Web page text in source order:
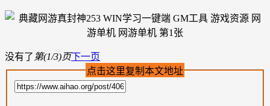
没有了 第(1/3)页下一页
点击这里复制本文地址